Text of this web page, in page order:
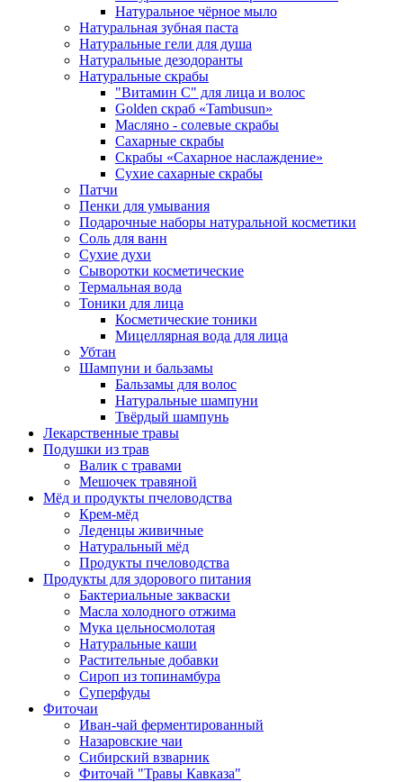
Натуральное чёрное мыло
Натуральная зубная паста
Натуральные гели для душа
Натуральные дезодоранты
Натуральные скрабы
"Витамин С" для лица и волос
Golden скраб «Tambusun»
Масляно - солевые скрабы
Сахарные скрабы
Скрабы «Сахарное наслаждение»
Сухие сахарные скрабы
Патчи
Пенки для умывания
Подарочные наборы натуральной косметики
Соль для ванн
Сухие духи
Сыворотки косметические
Термальная вода
Тоники для лица
Косметические тоники
Мицеллярная вода для лица
Убтан
Шампуни и бальзамы
Бальзамы для волос
Натуральные шампуни
Твёрдый шампунь
Лекарственные травы
Подушки из трав
Валик с травами
Мешочек травяной
Мёд и продукты пчеловодства
Крем-мёд
Леденцы живичные
Натуральный мёд
Продукты пчеловодства
Продукты для здорового питания
Бактериальные закваски
Масла холодного отжима
Мука цельносмолотая
Натуральные каши
Растительные добавки
Сироп из топинамбура
Суперфуды
Фиточаи
Иван-чай ферментированный
Назаровские чаи
Сибирский взварник
Фиточай "Травы Кавказа"